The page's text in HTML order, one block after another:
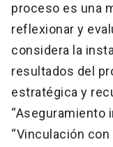
proceso es una
reflexionar y
considera la
resultados del
estratégica y
“Aseguramiento
“Vinculación